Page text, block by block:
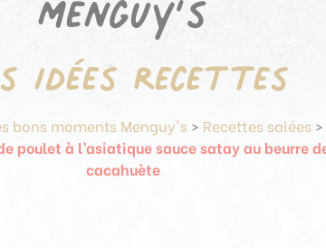
idées recettes
bons moments Menguy's > Recettes salées >
poulet à l’asiatique sauce satay au beurre
cacahuète